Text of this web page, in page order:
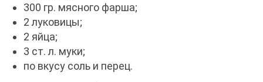
300 гр. мясного фарша;
2 луковицы;
2 яйца;
3 ст. л. муки;
по вкусу соль и перец.